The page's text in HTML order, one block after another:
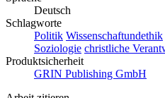
Deutsch
Schlagworte
Politik Wissenschaftundethik
Soziologie christliche
Produktsicherheit
GRIN Publishing GmbH